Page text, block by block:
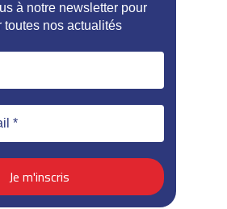
à notre newsletter pour
toutes nos actualités